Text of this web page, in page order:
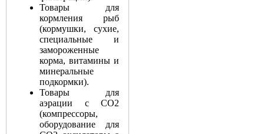
Товары для
кормления рыб
(кормушки, сухие,
специальные и
замороженные
корма, витамины и
минеральные
подкормки).
Товары для
аэрации с СО2
(компрессоры,
оборудование для